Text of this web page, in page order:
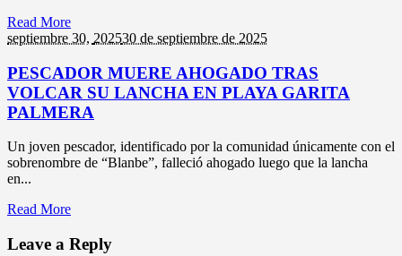
Read More
septiembre 30, 202530 de septiembre de 2025
PESCADOR MUERE AHOGADO TRAS
VOLCAR SU LANCHA EN PLAYA GARITA
PALMERA
Un joven pescador, identificado por la comunidad únicamente con el
sobrenombre de “Blanbe”, falleció ahogado luego que la lancha
en...
Read More
Leave a Reply